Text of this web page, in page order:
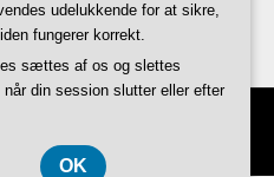
Theme by
udelukkende for at sikre,
fungerer korrekt.
sættes af os og slettes
din session slutter eller efter
OK